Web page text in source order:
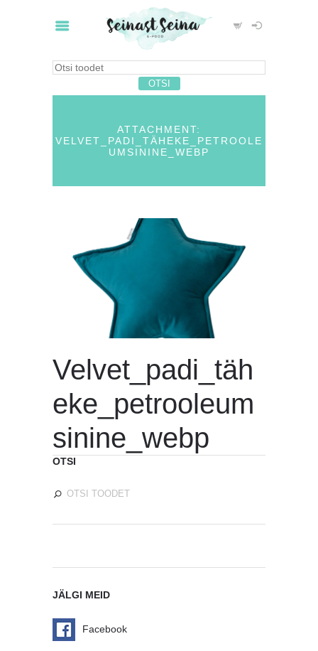
ATTACHMENT:
VELVET_PADI_TÄHEKE_PETROOLE
UMSININE_WEBP
Velvet_padi_täh
eke_petrooleum
sinine_webp
OTSI
JÄLGI MEID
Facebook